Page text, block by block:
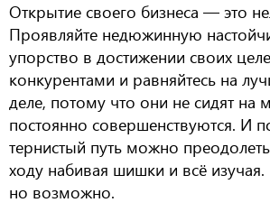
Открытие своего бизнеса — это
Проявляйте недюжинную
упорство в достижении своих
конкурентами и равняйтесь на
деле, потому что они не сидят на
постоянно совершенствуются. И
тернистый путь можно
ходу набивая шишки и всё изучая.
но возможно.